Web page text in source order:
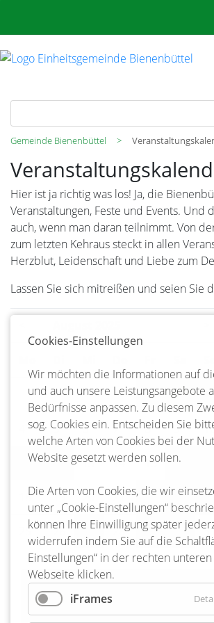
Gemeinde Bienenbüttel
Hier ist ja richtig was los! Ja, die
Veranstaltungen, Feste und Events. Und
auch, wenn man daran teilnimmt. Von
zum letzten Kehraus steckt in allen
Herzblut, Leidenschaft und Liebe zum
Lassen Sie sich mitreißen und seien Sie
1 2 3
5 6 7 8 9
11 12 13 14 15 16
18 19 20 21 22 23
25 26 27 28 29 30
Preisskat und Knobeln
25-10-2025 16:00
Cookies-Einstellungen
Wir möchten die Informationen auf
und auch unsere Leistungsangebote
Bedürfnisse anpassen. Zu diesem
sog. Cookies ein. Entscheiden Sie
welche Arten von Cookies bei der
Website gesetzt werden sollen.
Die Arten von Cookies, die wir
unter „Cookie-Einstellungen“
können Ihre Einwilligung später
widerrufen indem Sie auf die
Einstellungen“ in der rechten
Webseite klicken.
iFrames